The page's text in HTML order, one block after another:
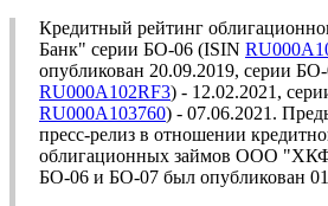
Кредитный рейтинг
Банк" серии БО-06 (ISIN
опубликован 20.09.2019, серии
RU000A102RF3) - 12.02.2021,
RU000A103760) - 07.06.2021.
пресс-релиз в отношении
облигационных займов ООО
БО-06 и БО-07 был опубликован